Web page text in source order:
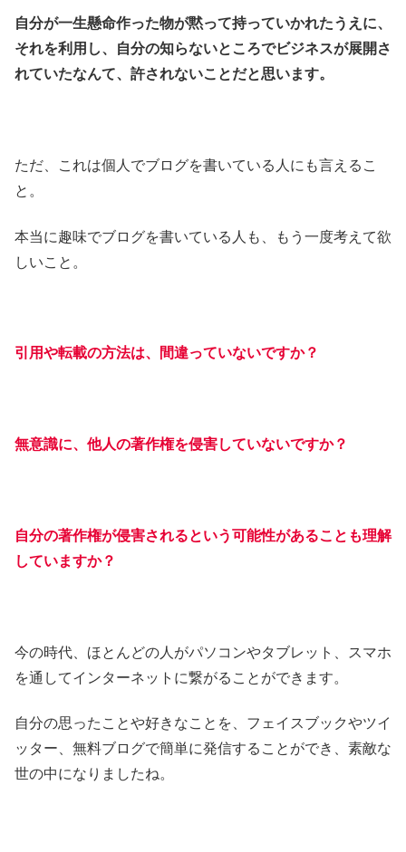
自分が一生懸命作った物が黙って持っていかれたうえに、
それを利用し、自分の知らないところでビジネスが展開さ
れていたなんて、許されないことだと思います。
ただ、これは個人でブログを書いている人にも言えるこ
と。
本当に趣味でブログを書いている人も、もう一度考えて欲
しいこと。
引用や転載の方法は、間違っていないですか？
無意識に、他人の著作権を侵害していないですか？
自分の著作権が侵害されるという可能性があることも理解
していますか？
今の時代、ほとんどの人がパソコンやタブレット、スマホ
を通してインターネットに繋がることができます。
自分の思ったことや好きなことを、フェイスブックやツイ
ッター、無料ブログで簡単に発信することができ、素敵な
世の中になりましたね。